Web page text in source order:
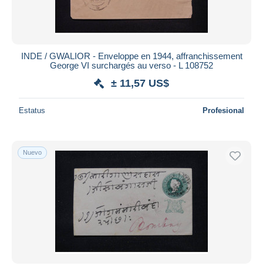
INDE / GWALIOR - Enveloppe en 1944, affranchissement
George VI surchargés au verso - L 108752
± 11,57 US$
Estatus Profesional
Nuevo